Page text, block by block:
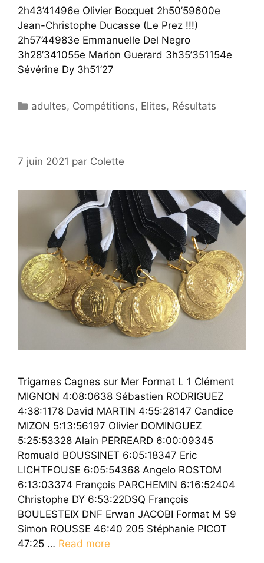
2h43’41496e Olivier Bocquet 2h50’59600e
Jean-Christophe Ducasse (Le Prez !!!)
2h57’44983e Emmanuelle Del Negro
3h28’341055e Marion Guerard 3h35’351154e
Sévérine Dy 3h51’27
Catégories
adultes, Compétitions, Elites, Résultats
7 juin 2021 par Colette
Trigames Cagnes sur Mer Format L 1 Clément
MIGNON 4:08:0638 Sébastien RODRIGUEZ
4:38:1178 David MARTIN 4:55:28147 Candice
MIZON 5:13:56197 Olivier DOMINGUEZ
5:25:53328 Alain PERREARD 6:00:09345
Romuald BOUSSINET 6:05:18347 Eric
LICHTFOUSE 6:05:54368 Angelo ROSTOM
6:13:03374 François PARCHEMIN 6:16:52404
Christophe DY 6:53:22DSQ François
BOULESTEIX DNF Erwan JACOBI Format M 59
Simon ROUSSE 46:40 205 Stéphanie PICOT
47:25 … Read more